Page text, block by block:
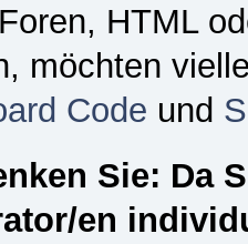
HTML
möchten
Code und
Sie: Da
en